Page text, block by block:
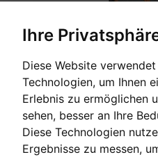
Ihre
Diese Website
Technologien, um Ihnen
Erlebnis zu ermöglichen
sehen, besser an Ihre
Diese Technologien
Ergebnisse zu messen,